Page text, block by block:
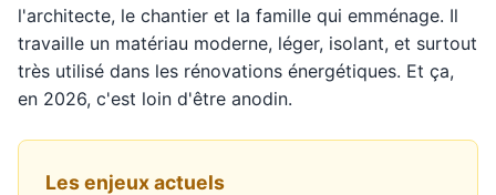
l'architecte, le chantier et la famille qui emménage. Il
travaille un matériau moderne, léger, isolant, et surtout
très utilisé dans les rénovations énergétiques. Et ça,
en 2026, c'est loin d'être anodin.
Les enjeux actuels